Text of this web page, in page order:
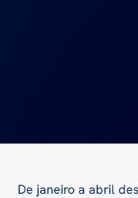
De janeiro a abril